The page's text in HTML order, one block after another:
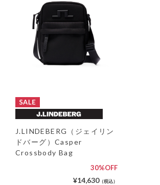
J.LINDEBERG（ジェイリン
ドバーグ）Casper
Crossbody Bag
30%OFF
¥14,630（税込）